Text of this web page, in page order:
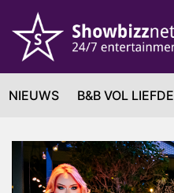
NIEUWS B&B VOL LIEFDE